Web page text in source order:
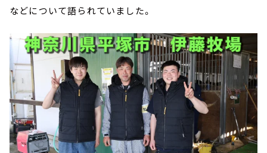
などについて語られていました。